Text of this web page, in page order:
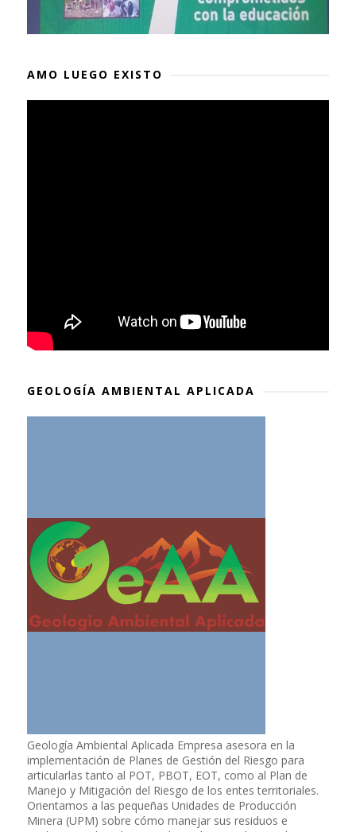
AMO LUEGO EXISTO
GEOLOGÍA AMBIENTAL APLICADA
Geología Ambiental Aplicada Empresa asesora en la
implementación de Planes de Gestión del Riesgo para
articularlas tanto al POT, PBOT, EOT, como al Plan de
Manejo y Mitigación del Riesgo de los entes territoriales.
Orientamos a las pequeñas Unidades de Producción
Minera (UPM) sobre cómo manejar sus residuos e